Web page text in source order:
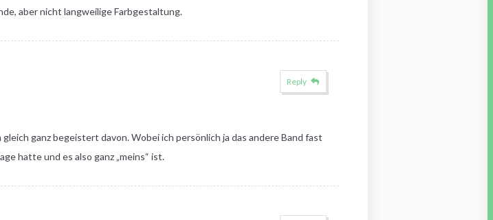
aber nicht langweilige Farbgestaltung.
ganz begeistert davon. Wobei ich persönlich ja das andere Band fast
hatte und es also ganz „meins“ ist.
Reply